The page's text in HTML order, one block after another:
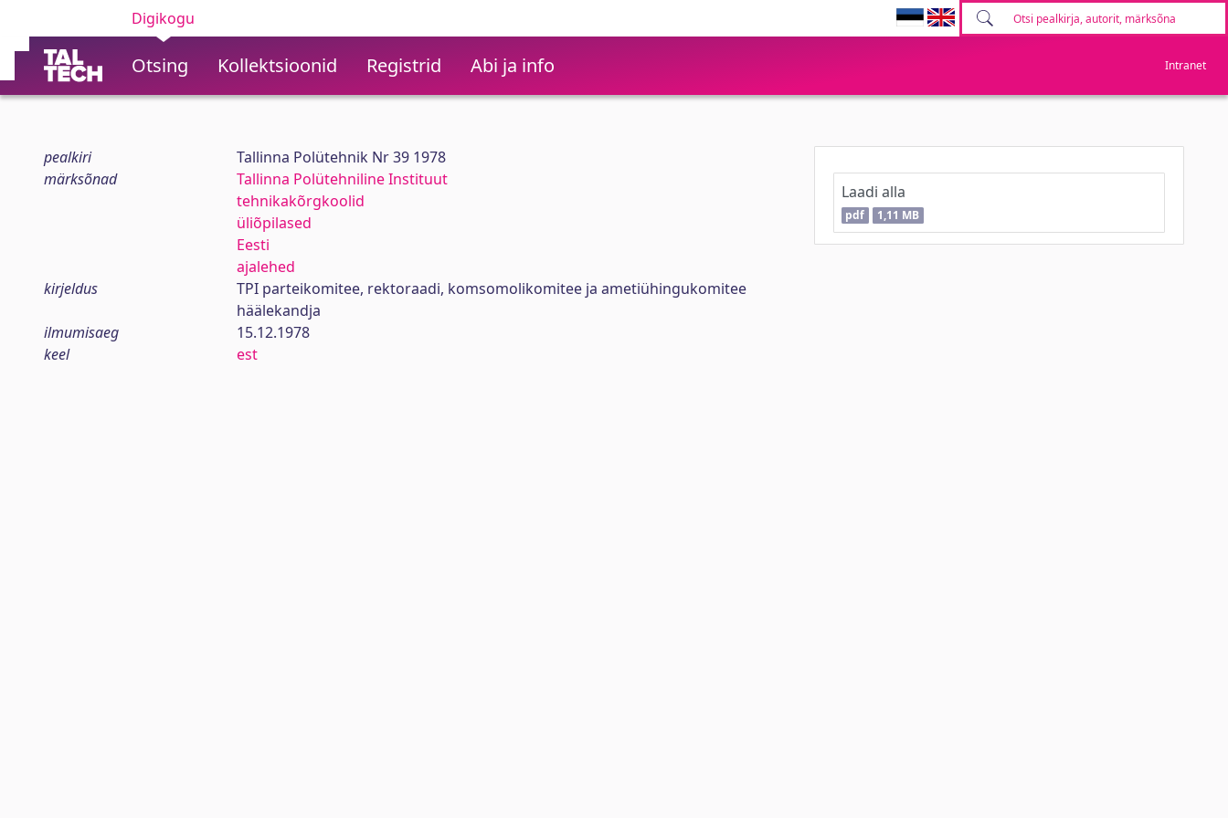
Digikogu
Otsing Kollektsioonid Registrid Abi ja info Intranet
pealkiri
Tallinna Polütehnik Nr 39 1978
märksõnad
Tallinna Polütehniline Instituut
tehnikakõrgkoolid
üliõpilased
Eesti
ajalehed
kirjeldus
TPI parteikomitee, rektoraadi, komsomolikomitee ja ametiühingukomitee
häälekandja
ilmumisaeg
15.12.1978
keel
est
Laadi alla
pdf 1,11 MB